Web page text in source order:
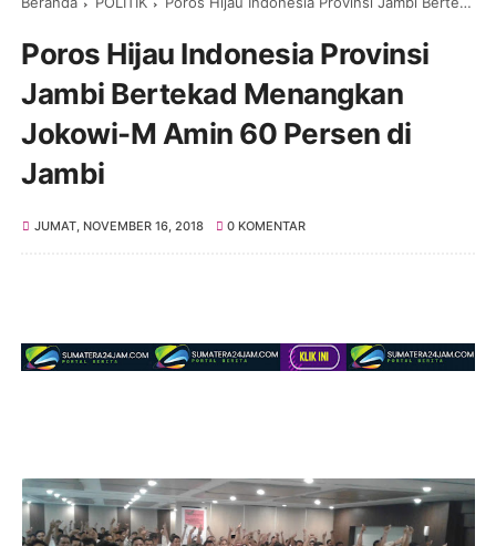
Poros Hijau Indonesia Provinsi
Jambi Bertekad Menangkan
Jokowi-M Amin 60 Persen di
Jambi
JUMAT, NOVEMBER 16, 2018 0 KOMENTAR